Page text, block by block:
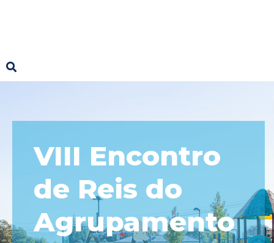
VIII Encontro
de Reis do
Agrupamento